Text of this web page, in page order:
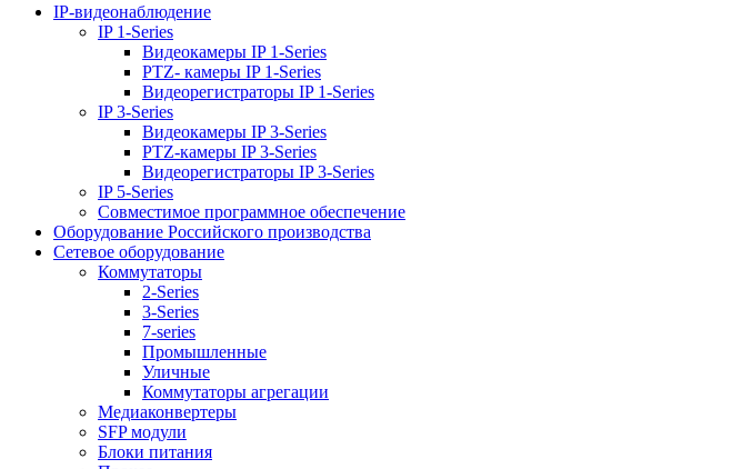
IP-видеонаблюдение
IP 1-Series
Видеокамеры IP 1-Series
PTZ- камеры IP 1-Series
Видеорегистраторы IP 1-Series
IP 3-Series
Видеокамеры IP 3-Series
PTZ-камеры IP 3-Series
Видеорегистраторы IP 3-Series
IP 5-Series
Совместимое программное обеспечение
Оборудование Российского производства
Сетевое оборудование
Коммутаторы
2-Series
3-Series
7-series
Промышленные
Уличные
Коммутаторы агрегации
Медиаконвертеры
SFP модули
Блоки питания